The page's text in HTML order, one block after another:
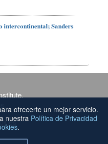
intercontinental; Sanders
ofrecerte un mejor servicio.
nuestra Política de Privacidad
.